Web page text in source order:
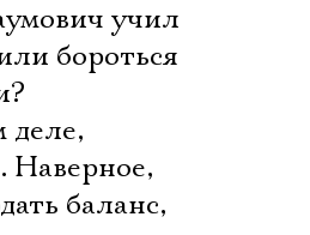
учил
бороться
деле,
Наверное,
баланс,